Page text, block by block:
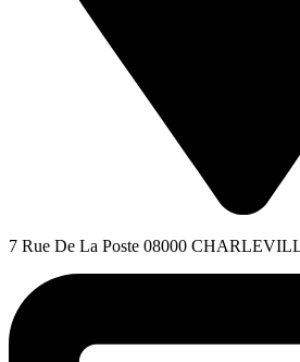
7 Rue De La Poste 08000